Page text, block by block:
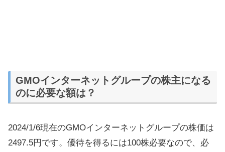
GMOインターネットグループの株主になる
のに必要な額は？
2024/1/6現在のGMOインターネットグループの株価は
2497.5円です。優待を得るには100株必要なので、必